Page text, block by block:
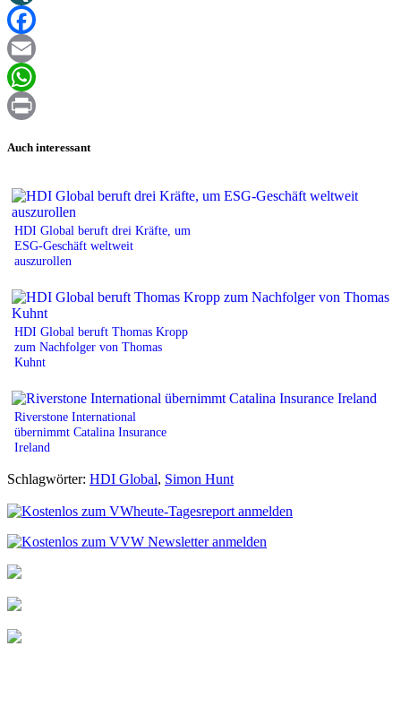
XING
Facebook
Email
WhatsApp
Auch interessant
HDI Global beruft drei Kräfte, um
ESG-Geschäft weltweit
auszurollen
HDI Global beruft Thomas Kropp
zum Nachfolger von Thomas
Kuhnt
Riverstone International
übernimmt Catalina Insurance
Ireland
Schlagwörter: HDI Global, Simon Hunt